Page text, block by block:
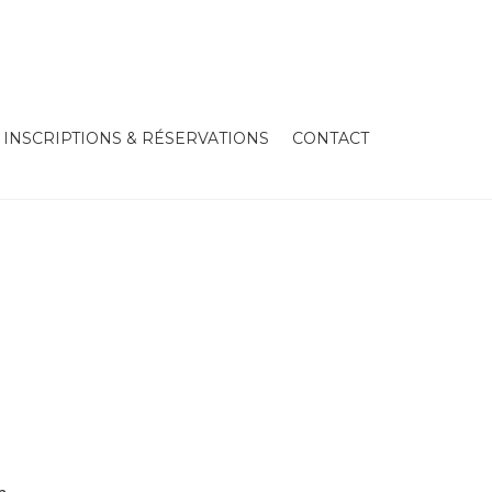
INSCRIPTIONS & RÉSERVATIONS CONTACT